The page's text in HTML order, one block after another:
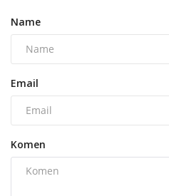
Name
Email
Komen